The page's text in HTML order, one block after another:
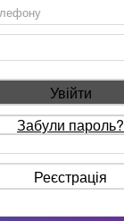
Увійти
Забули пароль?
Реєстрація